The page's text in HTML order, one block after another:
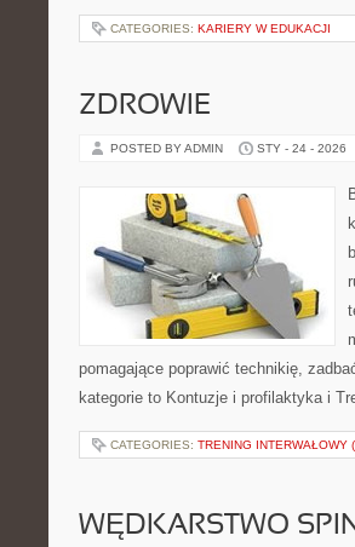
CATEGORIES: KARIERY W EDUKACJI
ZDROWIE
POSTED BY ADMIN STY - 24 - 2026
pomagające poprawić technikię,
kategorie to Kontuzje i profilaktyka i
CATEGORIES: TRENING INTERWAŁOWY
WĘDKARSTWO